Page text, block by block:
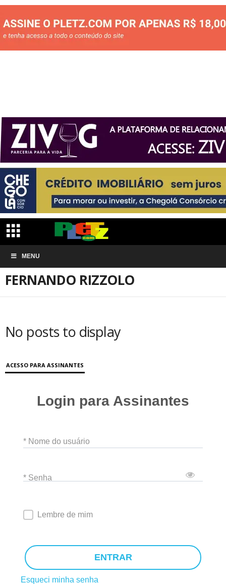
MENU
Início ARTIGOS
FERNANDO RIZZOLO
No posts to display
ACESSO PARA ASSINANTES
Login para Assinantes
* Nome do usuário
* Senha
Lembre de mim
ENTRAR
Esqueci minha senha